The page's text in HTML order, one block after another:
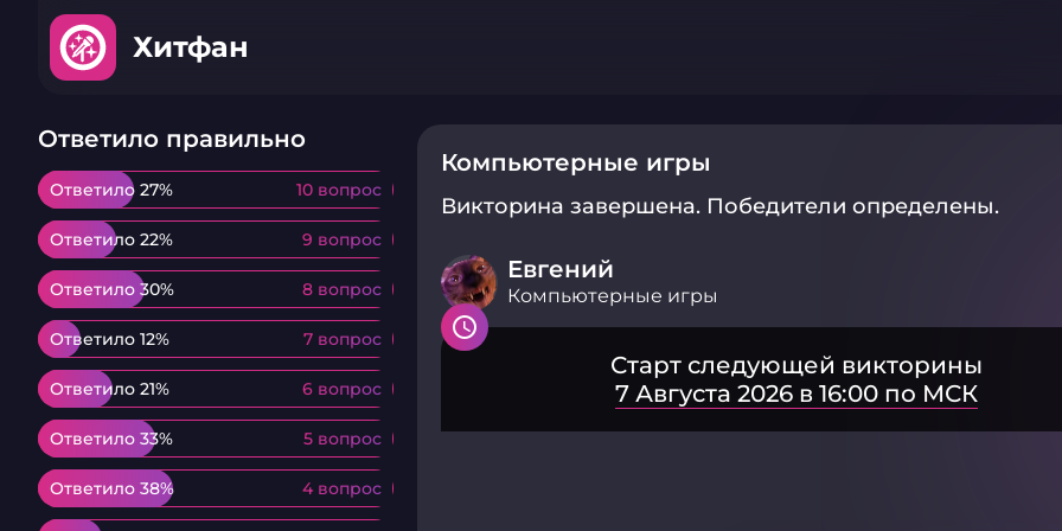
Хитфан
Ответило правильно
Ответило 27% 10 вопрос
Ответило 27% 10 вопрос
Ответило 22% 9 вопрос
Ответило 22% 9 вопрос
Ответило 30% 8 вопрос
Ответило 30% 8 вопрос
Ответило 12% 7 вопрос
Ответило 12% 7 вопрос
Ответило 21% 6 вопрос
Ответило 21% 6 вопрос
Ответило 33% 5 вопрос
Ответило 33% 5 вопрос
Ответило 38% 4 вопрос
Ответило 38% 4 вопрос
Компьютерные игры
Викторина завершена. Победители определены.
Евгений
Компьютерные игры
Старт следующей викторины
7 Августа 2026 в 16:00 по МСК